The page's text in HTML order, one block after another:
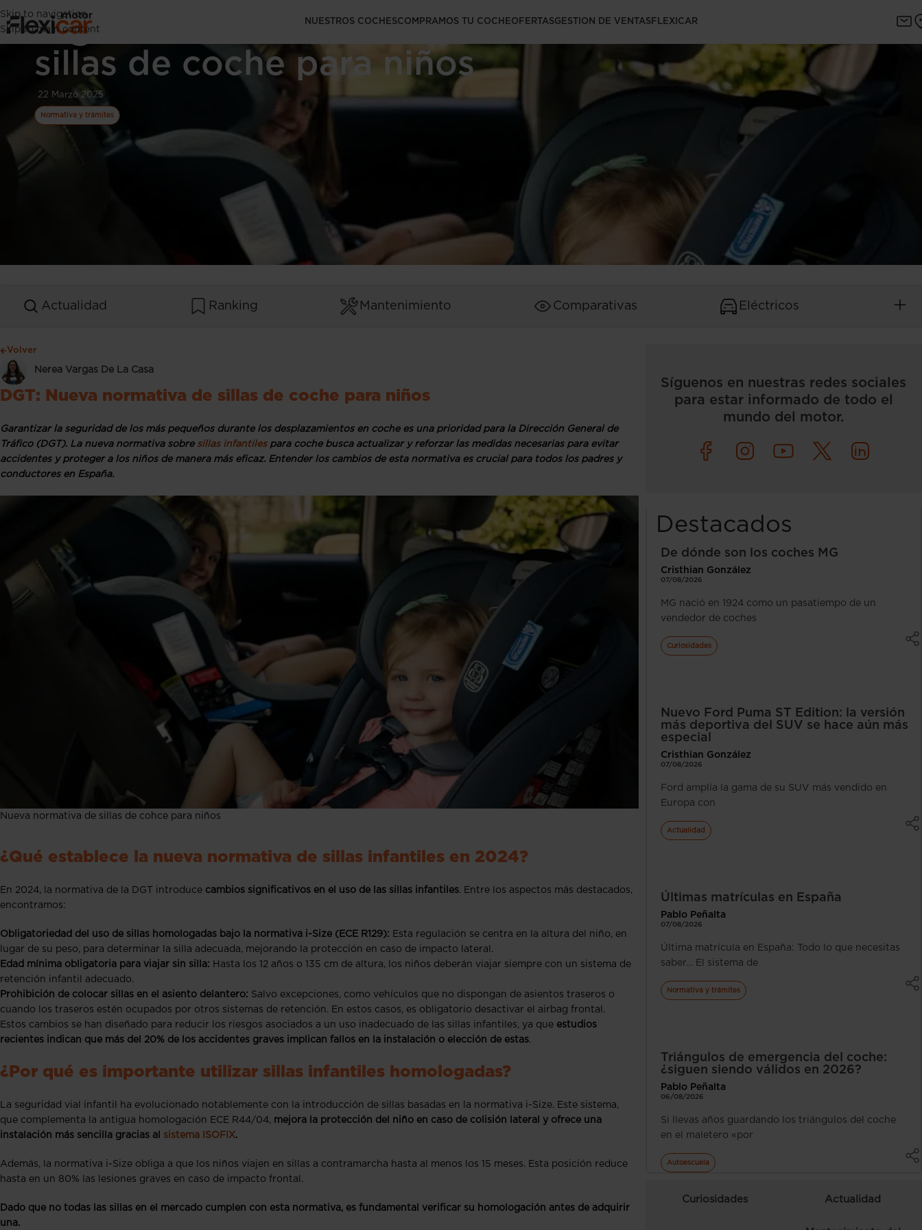
Skip to navigation
Skip to main content
NUESTROS COCHESCOMPRAMOS TU COCHEOFERTASGESTION DE VENTASFLEXICAR
Vigente la nueva normativa de
sillas de coche para niños
22 Marzo 2025
Normativa y trámites
Actualidad Ranking Mantenimiento Comparativas Eléctricos
Volver
Nerea Vargas De La Casa
DGT: Nueva normativa de sillas de coche para niños
Garantizar la seguridad de los más pequeños durante los desplazamientos en coche es una prioridad para la Dirección General de
Tráfico (DGT). La nueva normativa sobre sillas infantilespara coche busca actualizar y reforzar las medidas necesarias para evitar
accidentes y proteger a los niños de manera más eficaz. Entender los cambios de esta normativa es crucial para todos los padres y
conductores en España.
Nueva normativa de sillas de cohce para niños
¿Qué establece la nueva normativa de sillas infantiles en 2024?
En 2024, la normativa de la DGT introduce cambios significativos en el uso de las sillas infantiles. Entre los aspectos más destacados,
encontramos:
Obligatoriedad del uso de sillas homologadas bajo la normativa i-Size (ECE R129): Esta regulación se centra en la altura del niño, en
lugar de su peso, para determinar la silla adecuada, mejorando la protección en caso de impacto lateral.
Edad mínima obligatoria para viajar sin silla: Hasta los 12 años o 135 cm de altura, los niños deberán viajar siempre con un sistema de
retención infantil adecuado.
Prohibición de colocar sillas en el asiento delantero: Salvo excepciones, como vehículos que no dispongan de asientos traseros o
cuando los traseros estén ocupados por otros sistemas de retención. En estos casos, es obligatorio desactivar el airbag frontal.
Estos cambios se han diseñado para reducir los riesgos asociados a un uso inadecuado de las sillas infantiles, ya que estudios
recientes indican que más del 20% de los accidentes graves implican fallos en la instalación o elección de estas.
¿Por qué es importante utilizar sillas infantiles homologadas?
La seguridad vial infantil ha evolucionado notablemente con la introducción de sillas basadas en la normativa i-Size. Este sistema,
que complementa la antigua homologación ECE R44/04, mejora la protección del niño en caso de colisión lateral y ofrece una
instalación más sencilla gracias al sistema ISOFIX.
Además, la normativa i-Size obliga a que los niños viajen en sillas a contramarcha hasta al menos los 15 meses. Esta posición reduce
hasta en un 80% las lesiones graves en caso de impacto frontal.
Dado que no todas las sillas en el mercado cumplen con esta normativa, es fundamental verificar su homologación antes de adquirir
una.
Síguenos en nuestras redes sociales
para estar informado de todo el
mundo del motor.
Destacados
De dónde son los coches MG
Cristhian González
07/08/2026
MG nació en 1924 como un pasatiempo de un
vendedor de coches
Curiosidades
Nuevo Ford Puma ST Edition: la versión
más deportiva del SUV se hace aún más
especial
Cristhian González
07/08/2026
Ford amplía la gama de su SUV más vendido en
Europa con
Actualidad
Últimas matrículas en España
Pablo Peñalta
07/08/2026
Última matrícula en España: Todo lo que necesitas
saber… El sistema de
Normativa y trámites
Triángulos de emergencia del coche:
¿siguen siendo válidos en 2026?
Pablo Peñalta
06/08/2026
Si llevas años guardando los triángulos del coche
en el maletero «por
Autoescuela
Curiosidades Actualidad